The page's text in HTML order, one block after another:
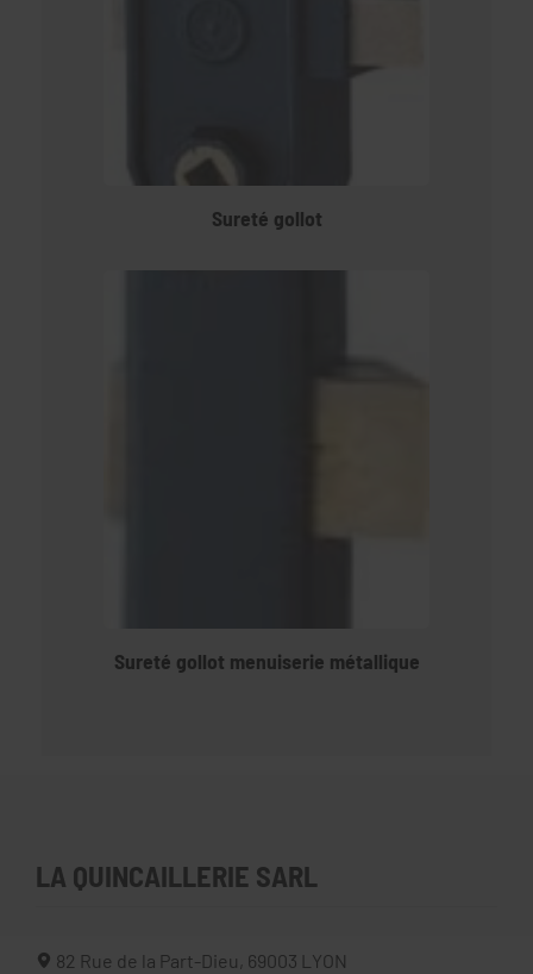
Sureté gollot
Sureté gollot menuiserie métallique
LA QUINCAILLERIE SARL
82 Rue de la Part-Dieu, 69003
LYON